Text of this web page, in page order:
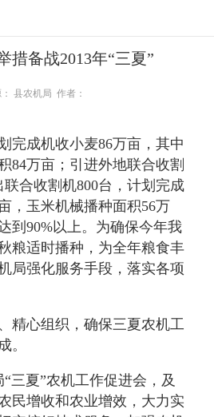
措备战2013年“三夏”
县农机局 作者：
完成机收小麦86万亩，其中
84万亩；引进外地联合收割
合收割机800台，计划完成
，玉米机械播种面积56万
到90%以上。为确保今年我
粮适时播种，为全年粮食丰
局强化服务手段，落实各项
精心组织，确保三夏农机工
。
三夏”农机工作促进会，及
民增收和农业增效，大力实